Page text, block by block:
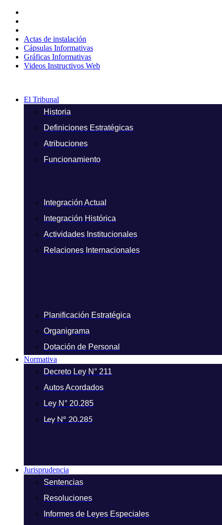
contenido
Actas de instalación
Cápsulas Informativas
Gráficas Informativas
Videos Instructivos Web
El Tribunal
Historia
Definiciones Estratégicas
Atribuciones
Funcionamiento
Integración Actual
Integración Histórica
Actividades Institucionales
Relaciones Internacionales
Planificación Estratégica
Organigrama
Dotación de Personal
Normativa
Decreto Ley N° 211
Autos Acordados
Ley N° 20.285
Ley N° 20.285
Jurisprudencia
Sentencias
Resoluciones
Informes de Leyes Especiales